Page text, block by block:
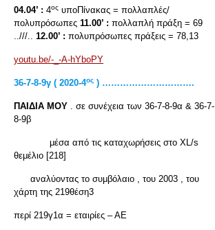
04.04’ : 4ος υποΠίνακας = πολλαπλές/
πολυπρόσωπες 11.00’ : πολλαπλή πράξη = 69
..///.. 12.00’ : πολυπρόσωπες πράξεις = 78,13
youtu.be/-_-A-hYboPY
36-7-8-9γ ( 2020-4ος ) ………………………….
ΠΑΙΔΙΑ ΜΟΥ . σε συνέχεια των 36-7-8-9α & 36-7-
8-9β
μέσα από τις καταχωρήσεις στο XL/s
θεμέλιο [218]
αναλύοντας το συμβόλαιο , του 2003 , του
χάρτη της 219θέση3
περί 219γ1α = εταιρίες – ΑΕ